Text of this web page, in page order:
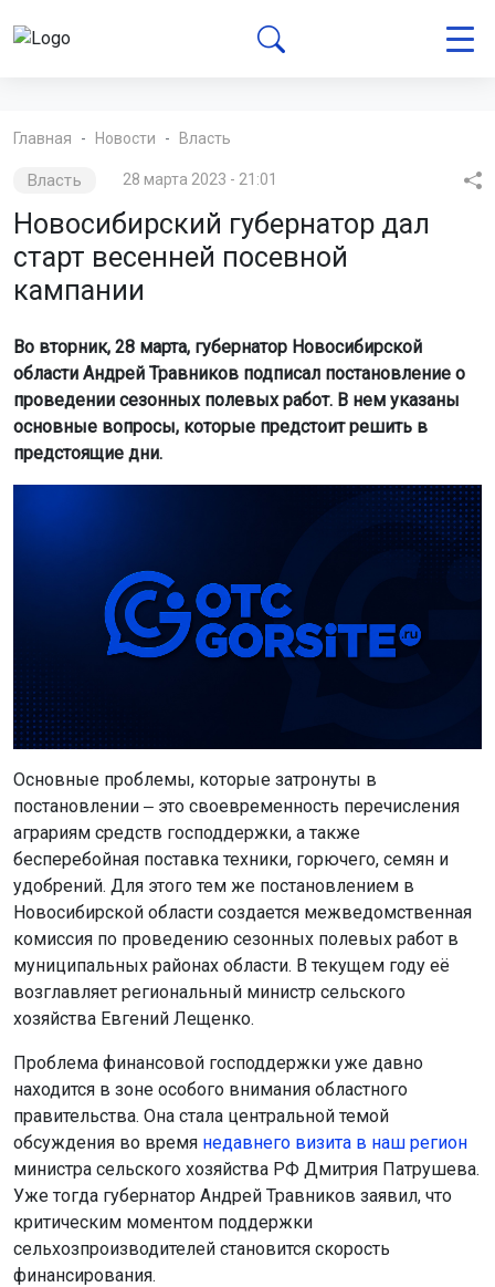
Главная Новости Власть
Власть 28 марта 2023 - 21:01
Новосибирский губернатор дал
старт весенней посевной
кампании
Во вторник, 28 марта, губернатор Новосибирской
области Андрей Травников подписал постановление о
проведении сезонных полевых работ. В нем указаны
основные вопросы, которые предстоит решить в
предстоящие дни.
Основные проблемы, которые затронуты в
постановлении ‒ это своевременность перечисления
аграриям средств господдержки, а также
бесперебойная поставка техники, горючего, семян и
удобрений. Для этого тем же постановлением в
Новосибирской области создается межведомственная
комиссия по проведению сезонных полевых работ в
муниципальных районах области. В текущем году её
возглавляет региональный министр сельского
хозяйства Евгений Лещенко.
Проблема финансовой господдержки уже давно
находится в зоне особого внимания областного
правительства. Она стала центральной темой
обсуждения во время недавнего визита в наш регион
министра сельского хозяйства РФ Дмитрия Патрушева.
Уже тогда губернатор Андрей Травников заявил, что
критическим моментом поддержки
сельхозпроизводителей становится скорость
финансирования.